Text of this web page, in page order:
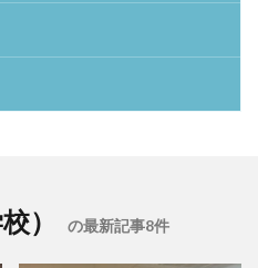
） の最新記事8件